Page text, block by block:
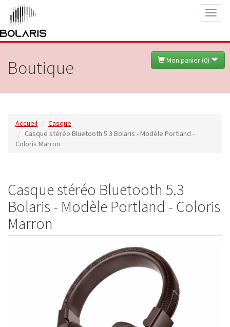
Mon panier (0)
Boutique
Accueil
Casque
Casque stéréo Bluetooth 5.3 Bolaris - Modèle Portland -
Coloris Marron
Casque stéréo Bluetooth 5.3
Bolaris - Modèle Portland - Coloris
Marron